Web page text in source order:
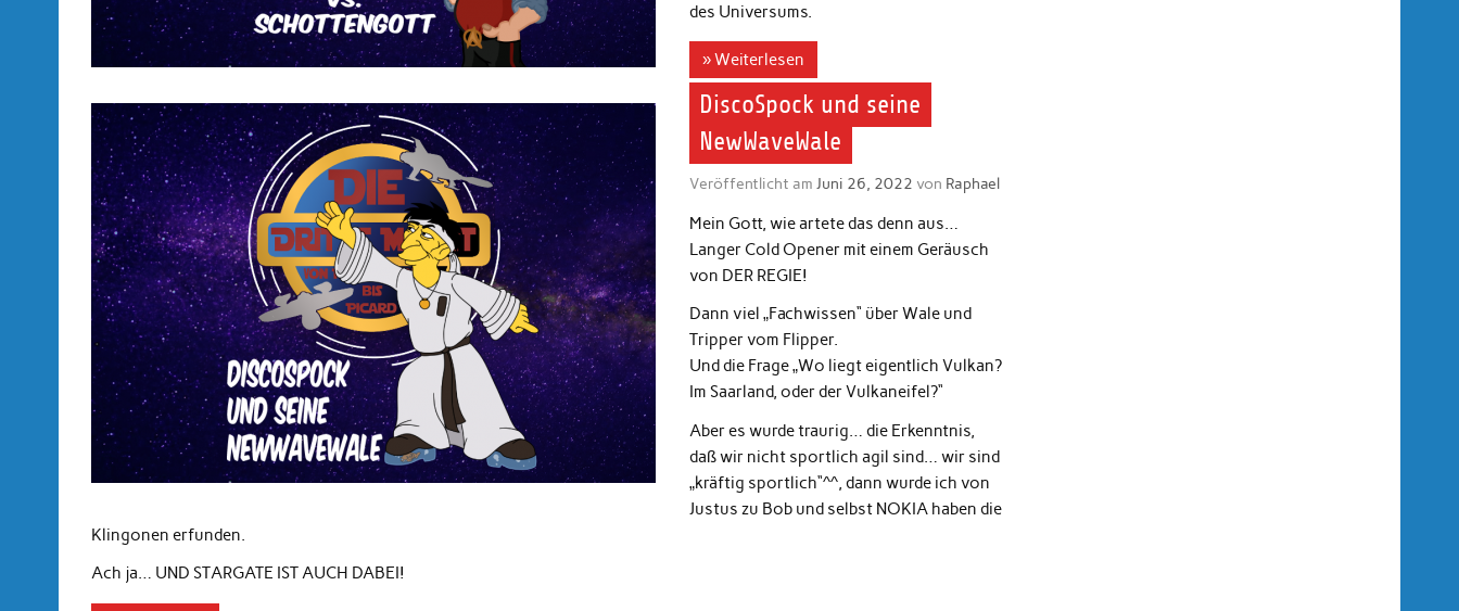
des Universums.
» Weiterlesen
DiscoSpock und seine
NewWaveWale
Veröffentlicht am Juni 26, 2022 von Raphael
Mein Gott, wie artete das denn aus…
Langer Cold Opener mit einem Geräusch
von DER REGIE!
Dann viel „Fachwissen“ über Wale und
Tripper vom Flipper.
Und die Frage „Wo liegt eigentlich Vulkan?
Im Saarland, oder der Vulkaneifel?“
Aber es wurde traurig… die Erkenntnis,
daß wir nicht sportlich agil sind… wir sind
„kräftig sportlich“^^, dann wurde ich von
Justus zu Bob und selbst NOKIA haben die
Klingonen erfunden.
Ach ja… UND STARGATE IST AUCH DABEI!